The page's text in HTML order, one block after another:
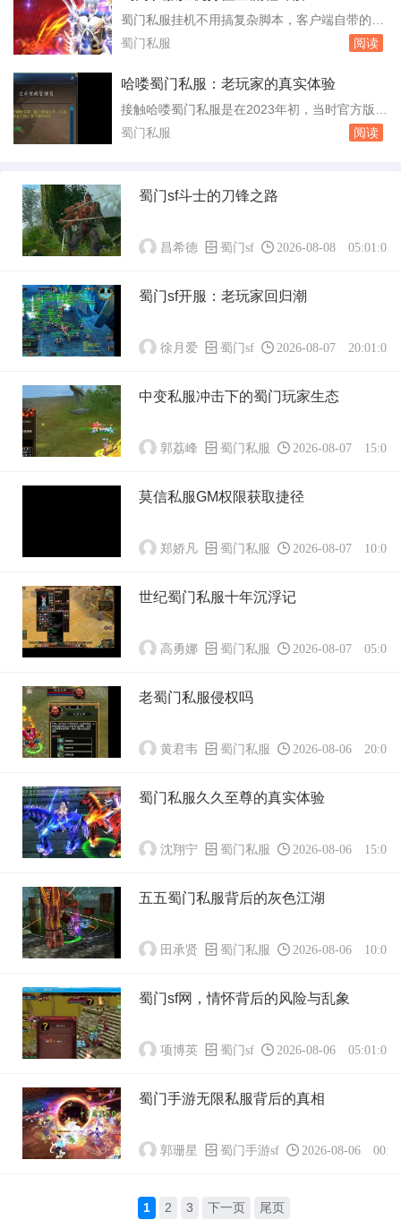
凸不平，但灯火始终亮着。吧里最常见的一种帖
子，是“新人求助”。发帖的人多半从官网...
蜀门私服挂机不用搞复杂脚本，客户端自带的自
动战斗系统已经能把日常刷怪覆盖到位。你只要
一整晚不翻车的概率能有八成以上。这里直接按
打开挂机设置面板。技能顺序決定清怪效率，别
把大招放在最前头，起手用短冷却的单体或者小
蜀门私服 阅读
哈喽蜀门私服：老玩家的真实体验
接触哈喽蜀门私服是在2023年初，当时官方版本
更新太快，老玩家跟不上节奏。这个私服主打经
海，用的是双线机房，南方玩家延迟在20毫秒左
蜀门私服 阅读
蜀门sf斗士的刀锋之路
昌希德 蜀门sf 2026-08-08 05:01:02
蜀门sf开服：老玩家回归潮
徐月爱 蜀门sf 2026-08-07 20:01:02
中变私服冲击下的蜀门玩家生态
郭荔峰 蜀门私服 2026-08-07
莫信私服GM权限获取捷径
郑娇凡 蜀门私服 2026-08-07
世纪蜀门私服十年沉浮记
高勇娜 蜀门私服 2026-08-07
老蜀门私服侵权吗
黄君韦 蜀门私服 2026-08-06
蜀门私服久久至尊的真实体验
沈翔宁 蜀门私服 2026-08-06
五五蜀门私服背后的灰色江湖
田承贤 蜀门私服 2026-08-06
蜀门sf网，情怀背后的风险与乱象
项博英 蜀门sf 2026-08-06 05:01:01
蜀门手游无限私服背后的真相
郭珊星 蜀门手游sf 2026-08-06
1 2 3 下一页 尾页